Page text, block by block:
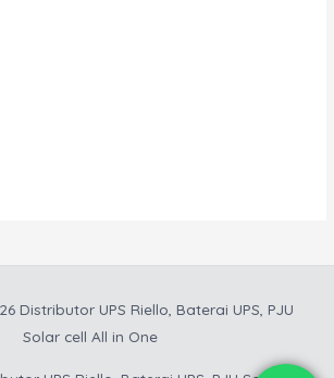
Distributor UPS Riello, Baterai UPS, PJU
Solar cell All in One